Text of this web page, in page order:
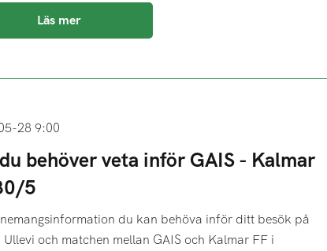
Läs mer
28 9:00
behöver veta inför GAIS - Kalmar
5
du kan behöva inför ditt besök på
Ullevi och matchen mellan GAIS och Kalmar FF i